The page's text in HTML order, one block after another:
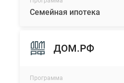
Семейная ипотека
ДОМ.РФ
Программа